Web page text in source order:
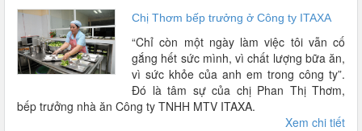
Chị Thơm bếp trưởng ở Công ty ITAXA
“Chỉ còn một ngày làm việc tôi vẫn cố
gắng hết sức mình, vì chất lượng bữa ăn,
vì sức khỏe của anh em trong công ty”.
Đó là tâm sự của chị Phan Thị Thơm,
bếp trưởng nhà ăn Công ty TNHH MTV ITAXA.
Xem chi tiết